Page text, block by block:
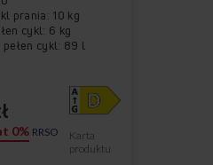
prania: 10 kg
cykl: 6 kg
cykl: 89 l
Karta
produktu
0% RRSO